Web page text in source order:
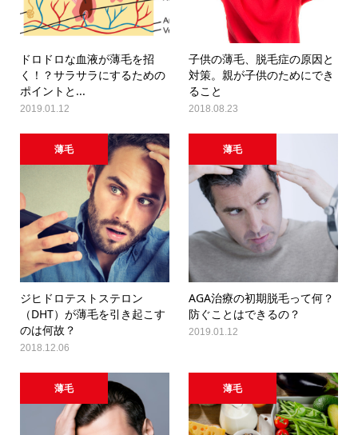
ドロドロな血液が薄毛を招
く！？サラサラにするための
ポイントと...
2019.01.12
子供の薄毛、脱毛症の原因と
対策。親が子供のためにでき
ること
2018.08.23
薄毛
ジヒドロテストステロン
（DHT）が薄毛を引き起こす
のは何故？
2018.12.06
薄毛
AGA治療の初期脱毛って何？
防ぐことはできるの？
2019.01.12
薄毛 薄毛